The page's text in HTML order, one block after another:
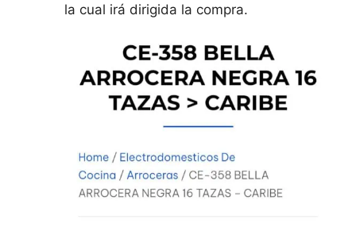
la cual irá dirigida la compra.